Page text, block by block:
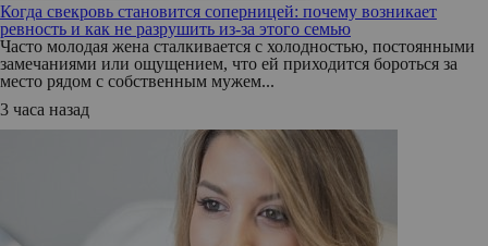
Когда свекровь становится соперницей: почему возникает
ревность и как не разрушить из-за этого семью
Часто молодая жена сталкивается с холодностью, постоянными
замечаниями или ощущением, что ей приходится бороться за
место рядом с собственным мужем...
3 часа назад